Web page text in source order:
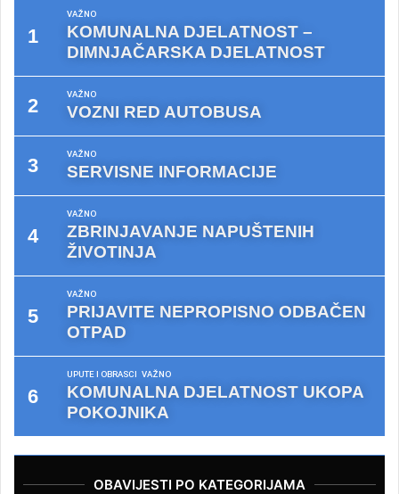
VAŽNO
KOMUNALNA DJELATNOST –
DIMNJAČARSKA DJELATNOST
VAŽNO
VOZNI RED AUTOBUSA
VAŽNO
SERVISNE INFORMACIJE
VAŽNO
ZBRINJAVANJE NAPUŠTENIH
ŽIVOTINJA
VAŽNO
PRIJAVITE NEPROPISNO ODBAČEN
OTPAD
UPUTE I OBRASCI VAŽNO
KOMUNALNA DJELATNOST UKOPA
POKOJNIKA
OBAVIJESTI PO KATEGORIJAMA